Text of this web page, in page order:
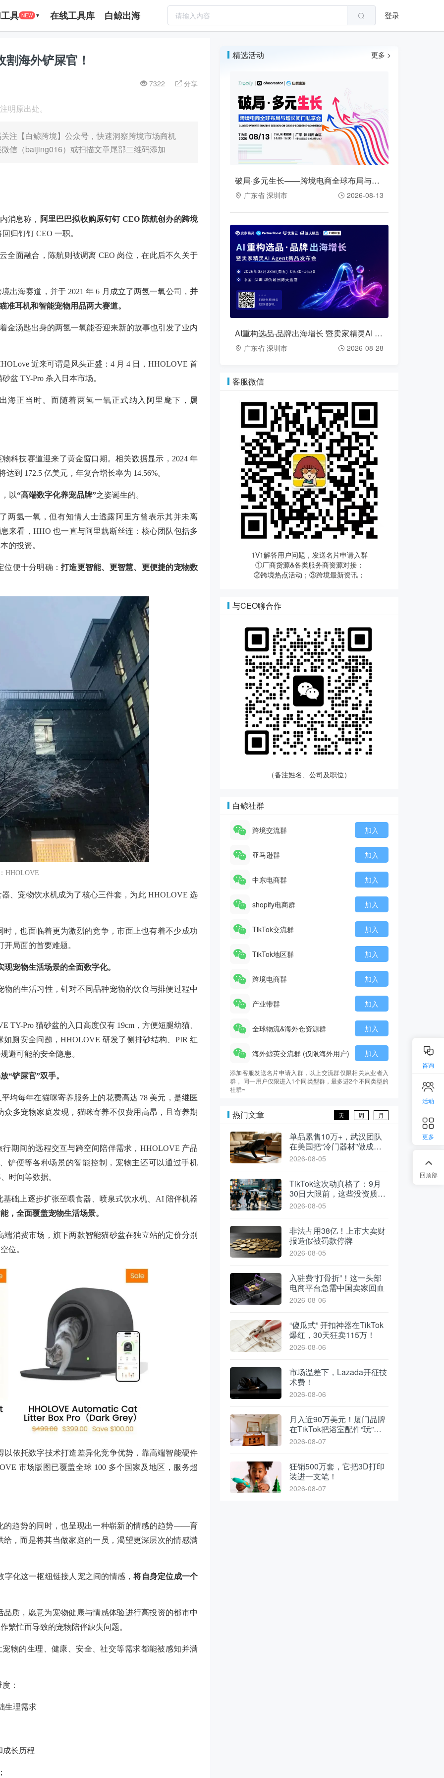
具 NEW ▼ 在线工具库 白鲸出海 登录
海外铲屎官！
分享
7322
明原出处。
注【白鲸跨境】公众号，快速洞察跨境市场商机
信（baijing016）或扫描文章尾部二维码添加
消息称， 阿里巴巴拟收购原钉钉 CEO 陈航创办的跨境
归钉钉 CEO 一职。
全面融合，陈航则被调离 CEO 岗位，在此后不久关于
出海赛道，并于 2021 年 6 月成立了两氢一氧公司， 并
准耳机和智能宠物用品两大赛道。
金汤匙出身的两氢一氧能否迎来新的故事也引发了业内
近来可谓是风头正盛：4 月 4 日，HHOLOVE 首
盆 TY-Pro 杀入日本市场。
海正当时。而随着两氢一氧正式纳入阿里麾下，属
科技赛道迎来了黄金窗口期。相关数据显示，2024 年
到 172.5 亿美元，年复合增长率为 14.56%。
以“高端数字化养宠品牌”之姿诞生的。
两氢一氧，但有知情人士透露阿里方曾表示其并未离
来看，HHO 也一直与阿里藕断丝连：核心团队包括多
的投资。
位便十分明确：打造更智能、更智慧、更便捷的宠物数
HHOLOVE
、宠物饮水机成为了核心三件套，为此 HHOLOVE 选
时，也面临着更为激烈的竞争，市面上也有着不少成功
局面的首要难题。
宠物生活场景的全面数字化。
的生活习性，针对不同品种宠物的饮食与排便过程中
TY-Pro 猫砂盆的入口高度仅有 19cm，方便短腿幼猫、
厕安全问题，HHOLOVE 研发了侧排砂结构、PIR 红
避可能的安全隐患。
“铲屎官”双手。
均每年在猫咪寄养服务上的花费高达 78 美元，是继医
多宠物家庭发现，猫咪寄养不仅费用高昂，且寄养期
期间的远程交互与跨空间陪伴需求，HHOLOVE 产品
铲便等各种场景的智能控制，宠物主还可以通过手机
时间等数据。
础上逐步扩张至喂食器、喷泉式饮水机、AI 陪伴机器
，全面覆盖宠物生活场景。
消费市场，旗下两款智能猫砂盆在独立站的定价分别
位。
依托数字技术打造差异化竞争优势，靠高端智能硬件
市场版图已覆盖全球 100 多个国家及地区，服务超
的趋势的同时，也呈现出一种崭新的情感的趋势——育
，而是将其当做家庭的一员，渴望更深层次的情感满
字化这一枢纽链接人宠之间的情感，将自身定位成一个
质，愿意为宠物健康与情感体验进行高投资的都市中
繁忙而导致的宠物陪伴缺失问题。
物的生理、健康、安全、社交等需求都能被感知并满
：
生理需求
成长历程
精选活动 更多 >
破局·多元生长——跨境电商全球布局与增长闭门私享会（2026-08-13）
广东省 深圳市 2026-08-13
AI重构选品·品牌出海增长 暨卖家精灵AI Agent新品发布会（2026-08-28）
广东省 深圳市 2026-08-28
客服微信
1V1解答用户问题，发送名片申请入群
①厂商货源&各类服务商资源对接；
②跨境热点活动；③跨境最新资讯；
与CEO聊合作
（备注姓名、公司及职位）
白鲸社群
跨境交流群 加入
亚马逊群 加入
中东电商群 加入
shopify电商群 加入
TikTok交流群 加入
TikTok地区群 加入
跨境电商群 加入
产业带群 加入
全球物流&海外仓资源群 加入
海外鲸英交流群 (仅限海外用户) 加入
添加客服发送名片申请入群，以上交流群仅限相关从业者入
群， 同一用户仅限进入1个同类型群，最多进2个不同类型的
社群~
热门文章 月
周
天
单品累售10万+，武汉团队
在美国把“冷门器材”做成了
爆款
2026-08-05
TikTok这次动真格了：9月
30日大限前，这些没资质的
货一律清退
2026-08-05
非法占用38亿！上市大卖财
报造假被罚款停牌
2026-08-05
入驻费“打骨折”！这一头部
电商平台急需中国卖家回血
2026-08-06
“傻瓜式” 开扣神器在TikTok
爆红，30天狂卖115万！
2026-08-06
市场温差下，Lazada开征技
术费！
2026-08-06
月入近90万美元！厦门品牌
在TikTok把浴室配件“玩”出
了新花样
2026-08-07
狂销500万套，它把3D打印
装进一支笔！
2026-08-07
咨询
活动
更多
回顶部